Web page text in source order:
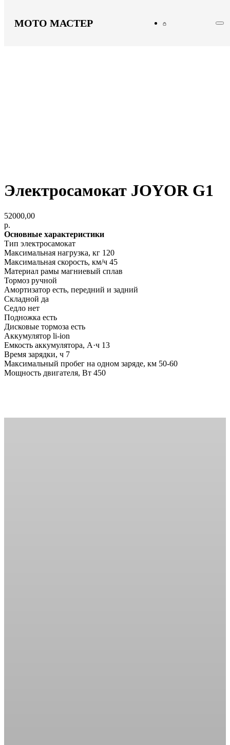
Электросамокат JOYOR G1
52000,00
р.
Основные характеристики
Тип электросамокат
Максимальная нагрузка, кг 120
Максимальная скорость, км/ч 45
Материал рамы магниевый сплав
Тормоз ручной
Амортизатор есть, передний и задний
Складной да
Седло нет
Подножка есть
Дисковые тормоза есть
Аккумулятор li-ion
Емкость аккумулятора, А·ч 13
Время зарядки, ч 7
Максимальный пробег на одном заряде, км 50-60
Мощность двигателя, Вт 450
МОТО МАСТЕР